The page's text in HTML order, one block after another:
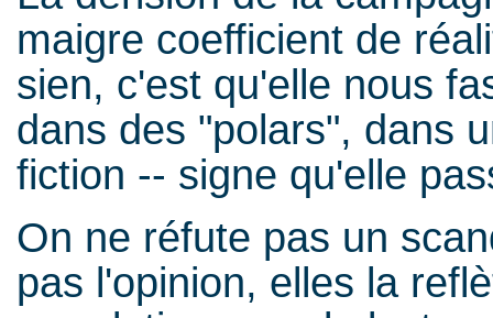
maigre coefficient de
sien, c'est qu'elle nous
dans des "polars", dans
fiction -- signe qu'elle
On ne réfute pas un
pas l'opinion, elles la